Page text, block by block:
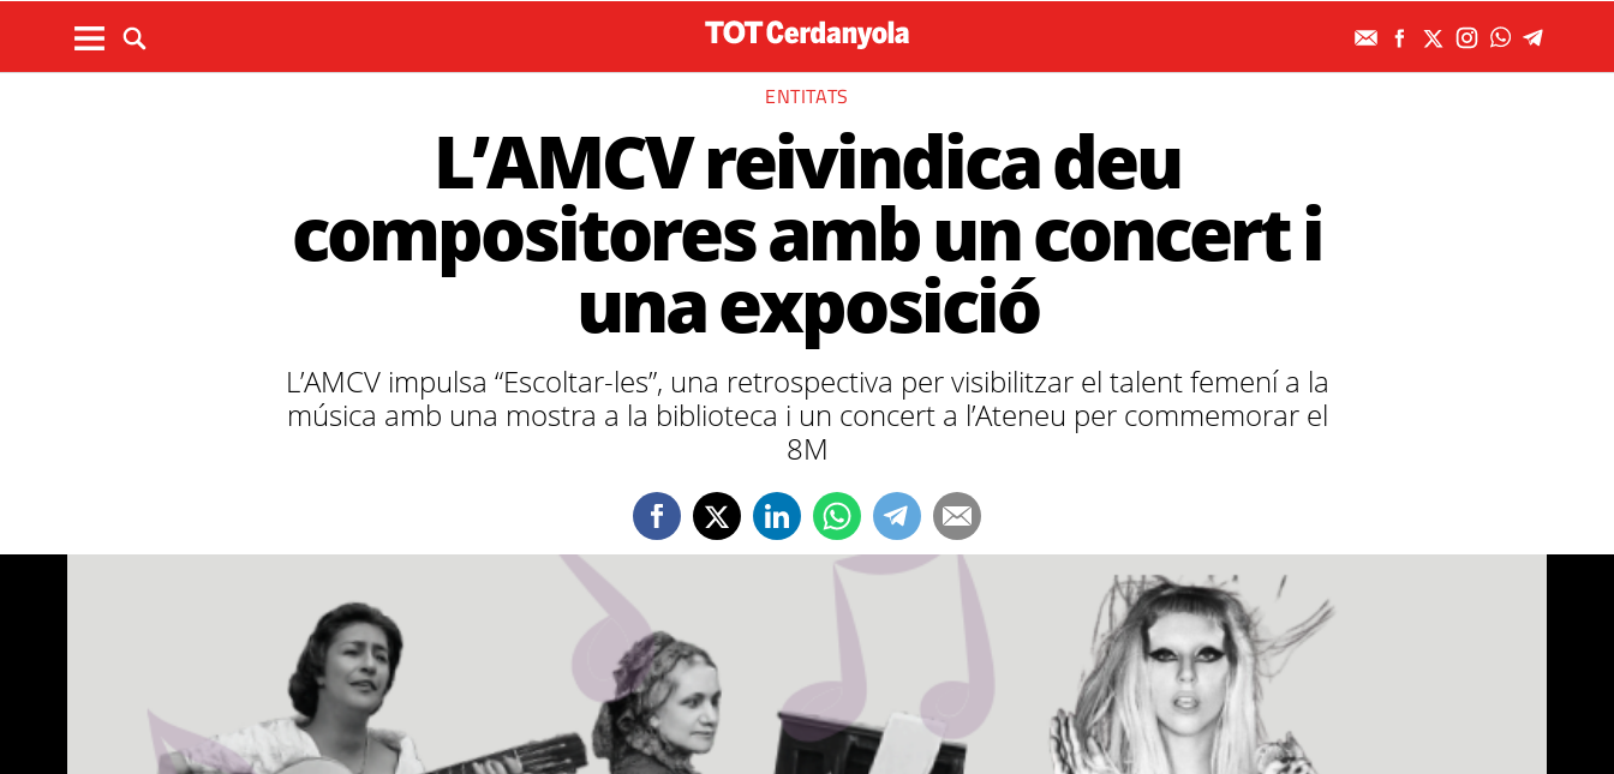
ENTITATS
L’AMCV reivindica deu
compositores amb un concert i
una exposició
L’AMCV impulsa “Escoltar-les”, una retrospectiva per visibilitzar el talent femení a la
música amb una mostra a la biblioteca i un concert a l’Ateneu per commemorar el
8M